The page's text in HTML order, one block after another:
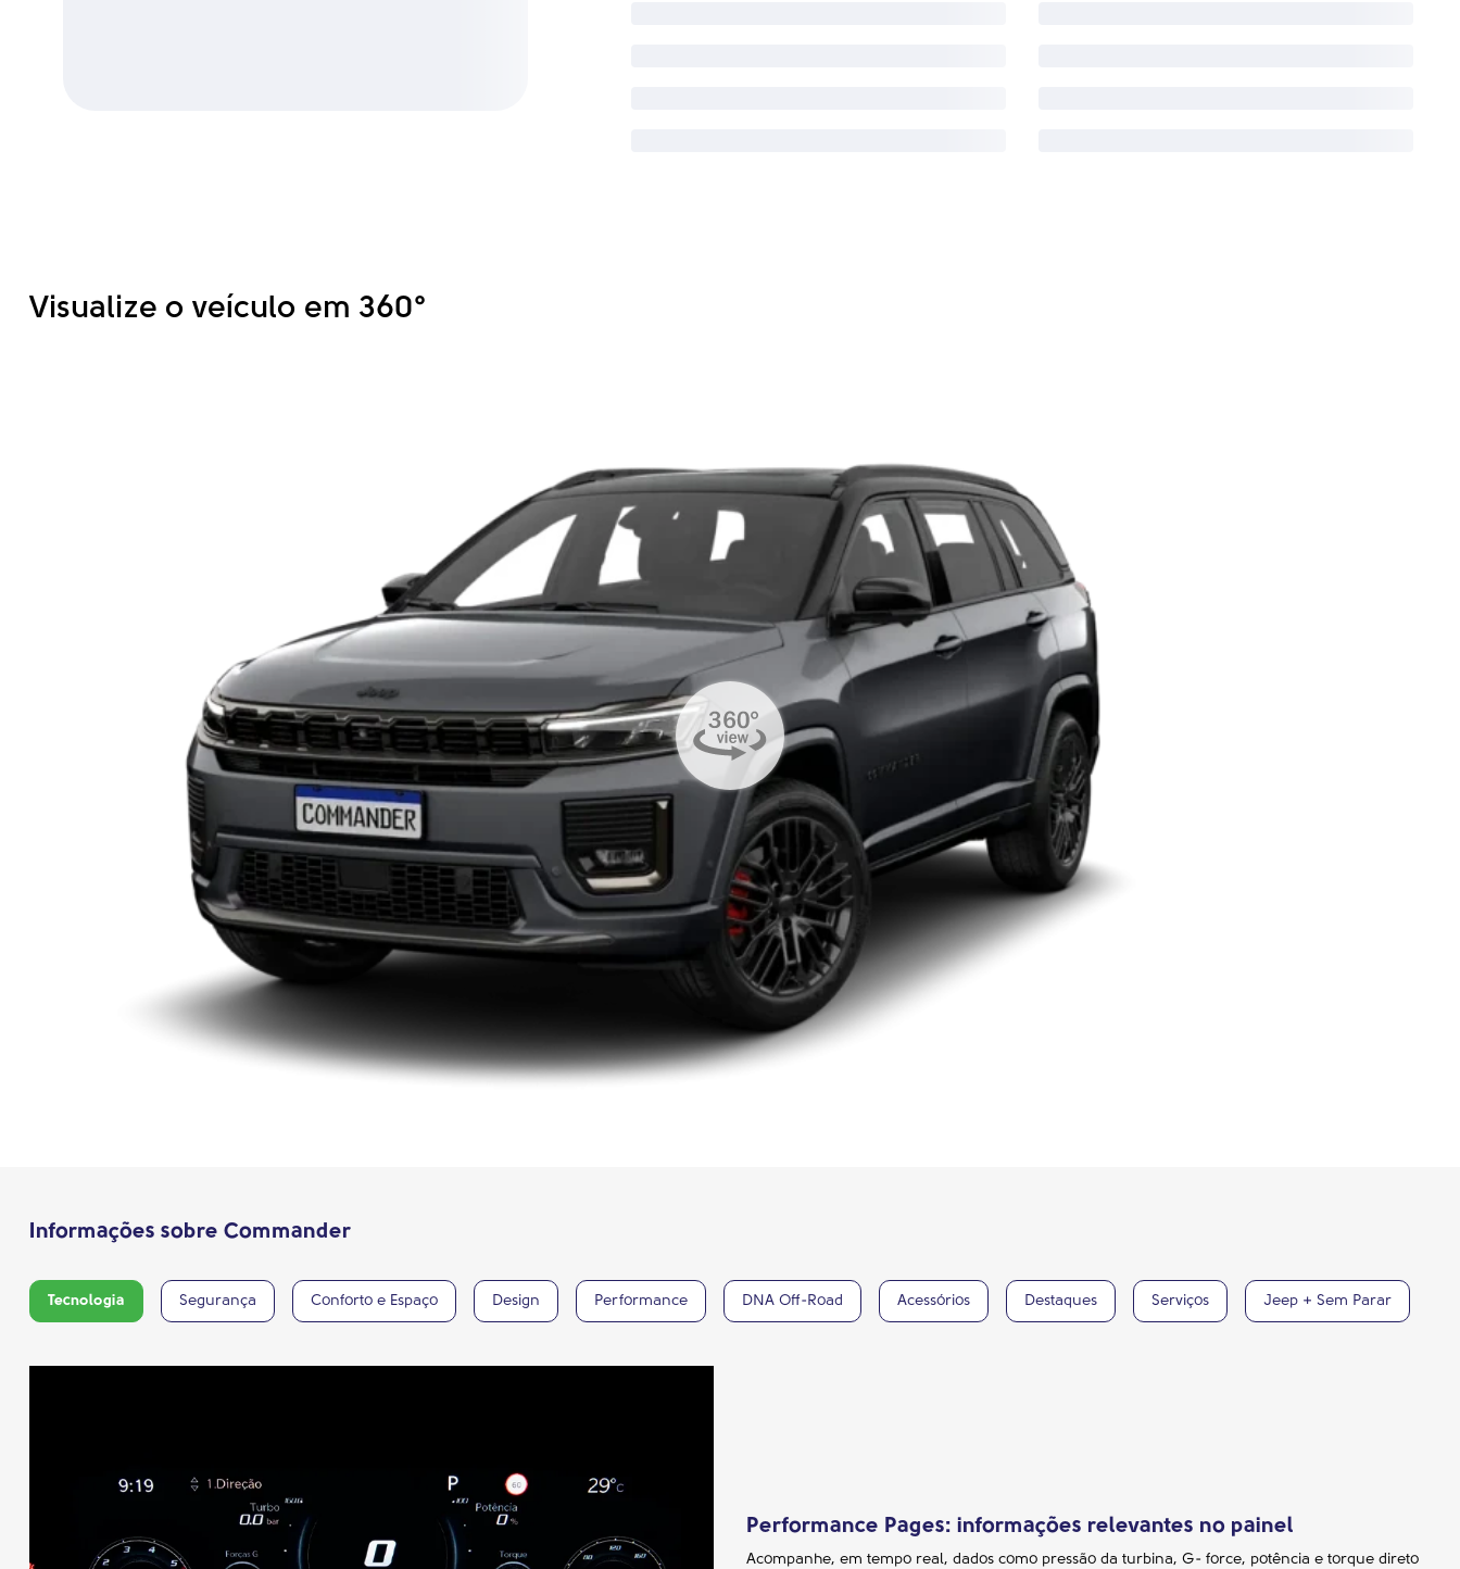
Visualize o veículo em 360°
Informações sobre Commander
Tecnologia Segurança Conforto e Espaço Design Performance DNA Off-Road Acessórios Destaques Serviços Jeep + Sem Parar
Performance Pages: informações relevantes no painel
Acompanhe, em tempo real, dados como pressão da turbina, G- force, potência e torque direto